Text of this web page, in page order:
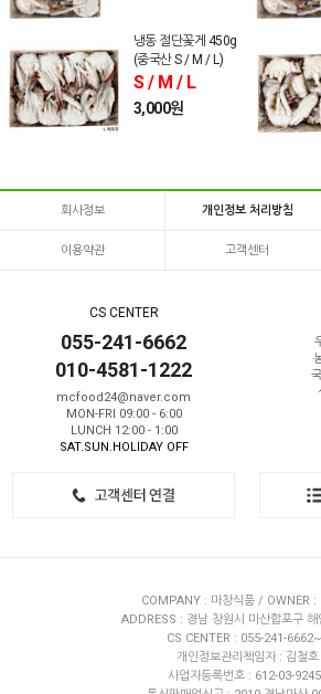
냉동 절단꽃게 450g
(중국산 S / M / L)
S / M / L
3,000원
회사정보 개인정보 처리방침
이용약관 고객센터
CS CENTER
055-241-6662
010-4581-1222
mcfood24@naver.com
MON-FRI 09:00 - 6:00
LUNCH 12:00 - 1:00
SAT.SUN.HOLIDAY OFF
COMPANY : 마창식품 / OWNER :
ADDRESS : 경남 창원시 마산합포구
CS CENTER : 055-241-
개인정보관리책임자 : 김철호
사업자등록번호 : 612-03-